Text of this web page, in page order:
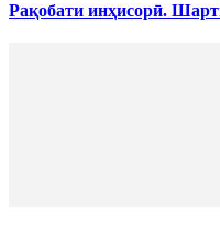
Рақобати инҳисорӣ.